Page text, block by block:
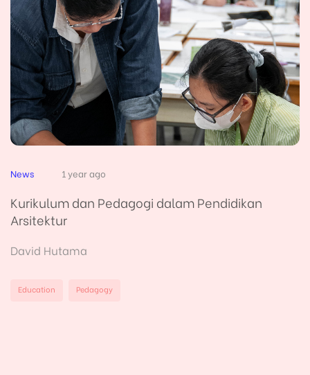
News 1 year ago
Kurikulum dan Pedagogi dalam Pendidikan
Arsitektur
David Hutama
Education Pedagogy